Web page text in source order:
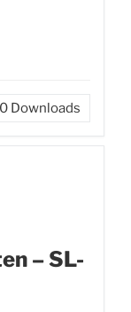
0 Downloads
– SL-